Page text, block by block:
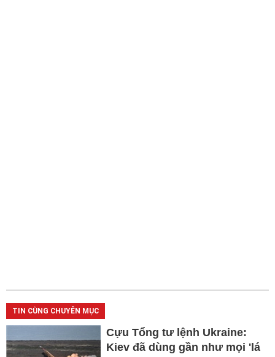
TIN CÙNG CHUYÊN MỤC
Cựu Tổng tư lệnh Ukraine:
Kiev đã dùng gần như mọi 'lá